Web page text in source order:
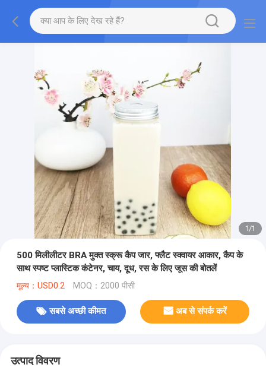
1/1
500 मिलीलीटर BRA मुक्त स्क्रू कैप जार, फ्लैट स्क्वायर आकार, कैप के
साथ स्पष्ट प्लास्टिक कंटेनर, चाय, दूध, रस के लिए जूस की बोतलें
मूल्य：USD0.2 MOQ：2000 पीसी
सबसे अच्छी कीमत अब से संपर्क करें
उत्पाद विवरण